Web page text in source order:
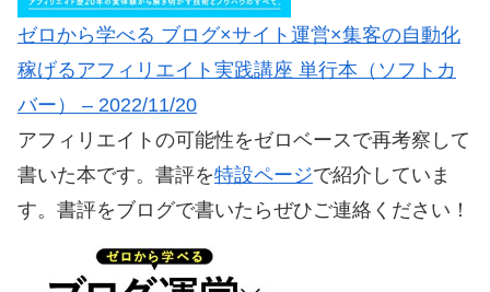
ゼロから学べる ブログ×サイト運営×集客の自動化
稼げるアフィリエイト実践講座 単行本（ソフトカ
バー） – 2022/11/20
アフィリエイトの可能性をゼロベースで再考察して
書いた本です。書評を特設ページで紹介していま
す。書評をブログで書いたらぜひご連絡ください！